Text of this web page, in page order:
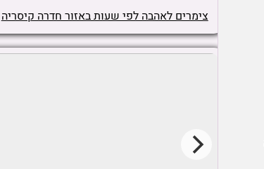
צימרים לאהבה לפי שעות באזור חדרה קיסריה